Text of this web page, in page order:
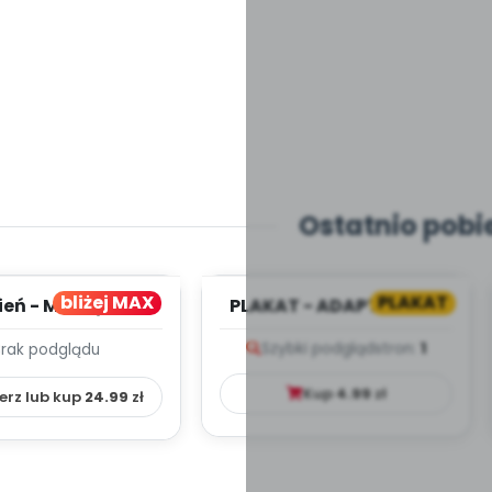
Ostatnio
bliżej MAX
- MIESIĘCZNY
–
podglądu
lub kup 24.99 zł
PLAKAT
PLAKAT - ADAPTACJA -
Szybki podglądstron: 1
Kup4.99zł